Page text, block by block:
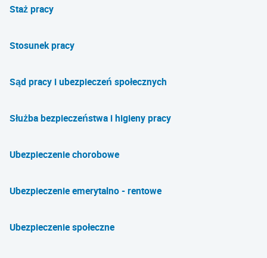
Staż pracy
Stosunek pracy
Sąd pracy i ubezpieczeń społecznych
Służba bezpieczeństwa i higieny pracy
Ubezpieczenie chorobowe
Ubezpieczenie emerytalno - rentowe
Ubezpieczenie społeczne